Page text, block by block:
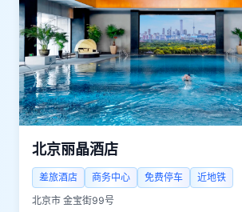
北京丽晶酒店
差旅酒店 商务中心 免费停车
近地铁
北京市 金宝街99号